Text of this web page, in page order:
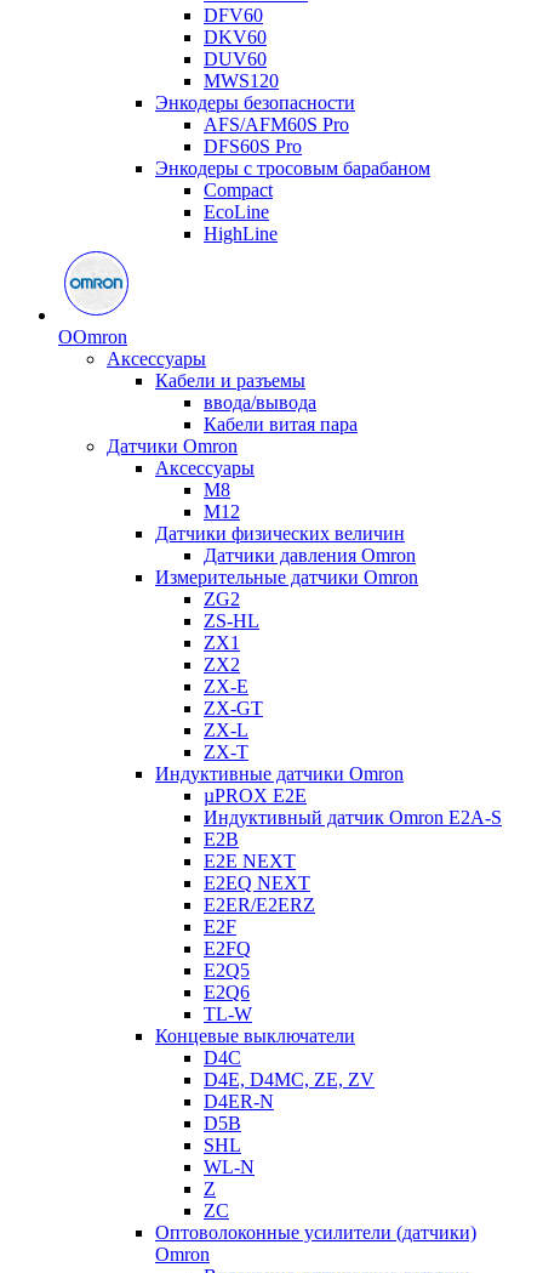
DFV60
DKV60
DUV60
MWS120
Энкодеры безопасности
AFS/AFM60S Pro
DFS60S Pro
Энкодеры с тросовым барабаном
Compact
EcoLine
HighLine
OOmron
Аксессуары
Кабели и разъемы
ввода/вывода
Кабели витая пара
Датчики Omron
Аксессуары
M8
M12
Датчики физических величин
Датчики давления Omron
Измерительные датчики Omron
ZG2
ZS-HL
ZX1
ZX2
ZX-E
ZX-GT
ZX-L
ZX-T
Индуктивные датчики Omron
µPROX E2E
Индуктивный датчик Omron E2A-S
E2B
E2E NEXT
E2EQ NEXT
E2ER/E2ERZ
E2F
E2FQ
E2Q5
E2Q6
TL-W
Концевые выключатели
D4C
D4E, D4MC, ZE, ZV
D4ER-N
D5B
SHL
WL-N
Z
ZC
Оптоволоконные усилители (датчики)
Omron